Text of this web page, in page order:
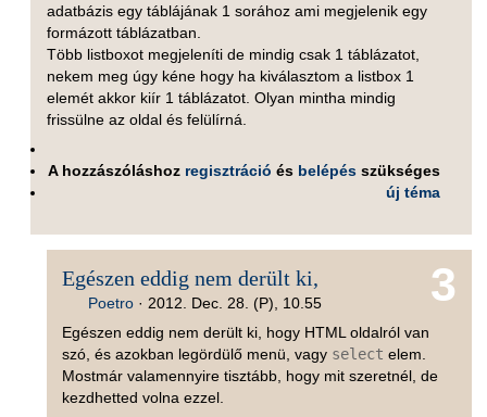
adatbázis egy táblájának 1 sorához ami megjelenik egy
formázott táblázatban.
Több listboxot megjeleníti de mindig csak 1 táblázatot,
nekem meg úgy kéne hogy ha kiválasztom a listbox 1
elemét akkor kiír 1 táblázatot. Olyan mintha mindig
frissülne az oldal és felülírná.
A hozzászóláshoz regisztráció és belépés szükséges
új téma
3
Egészen eddig nem derült ki,
Poetro· 2012. Dec. 28. (P), 10.55
Egészen eddig nem derült ki, hogy HTML oldalról van
szó, és azokban legördülő menü, vagy select elem.
Mostmár valamennyire tisztább, hogy mit szeretnél, de
kezdhetted volna ezzel.